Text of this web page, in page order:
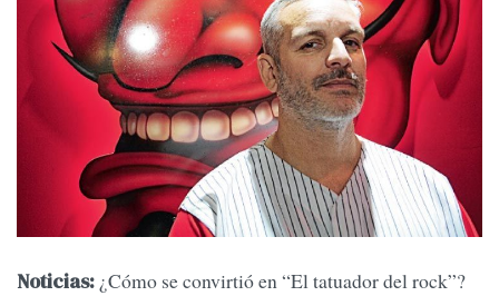
Noticias: ¿Cómo se convirtió en “El tatuador del rock”?